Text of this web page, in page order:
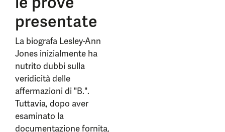
presentate
La biografa Lesley-Ann
Jones inizialmente ha
nutrito dubbi sulla
veridicità delle
affermazioni di "B.".
Tuttavia, dopo aver
esaminato la
documentazione fornita,